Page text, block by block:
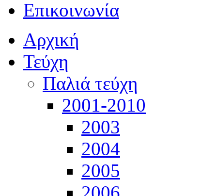
Επικοινωνία
Αρχική
Τεύχη
Παλιά τεύχη
2001-2010
2003
2004
2005